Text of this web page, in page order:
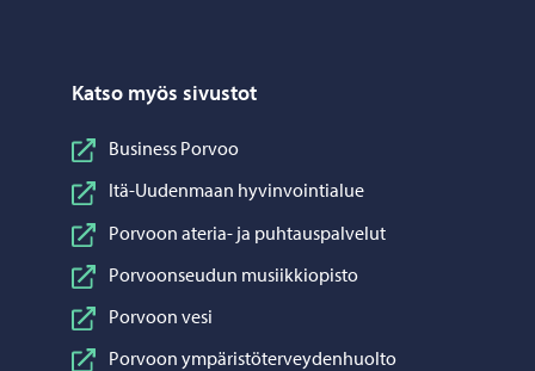
Katso myös sivustot
Business Porvoo
Itä-Uudenmaan hyvinvointialue
Porvoon ateria- ja puhtauspalvelut
Porvoonseudun musiikkiopisto
Porvoon vesi
Porvoon ympäristöterveydenhuolto